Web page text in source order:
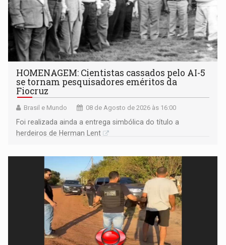
HOMENAGEM: Cientistas cassados pelo AI-5
se tornam pesquisadores eméritos da
Fiocruz
Brasil e Mundo 08 de Agosto de 2026 às 16:00
Foi realizada ainda a entrega simbólica do título a
herdeiros de Herman Lent